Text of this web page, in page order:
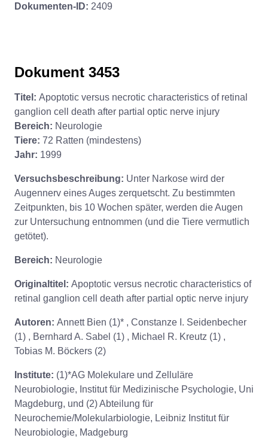
Dokumenten-ID: 2409
Dokument 3453
Titel: Apoptotic versus necrotic characteristics of retinal
ganglion cell death after partial optic nerve injury
Bereich: Neurologie
Tiere: 72 Ratten (mindestens)
Jahr: 1999
Versuchsbeschreibung: Unter Narkose wird der
Augennerv eines Auges zerquetscht. Zu bestimmten
Zeitpunkten, bis 10 Wochen später, werden die Augen
zur Untersuchung entnommen (und die Tiere vermutlich
getötet).
Bereich: Neurologie
Originaltitel: Apoptotic versus necrotic characteristics of
retinal ganglion cell death after partial optic nerve injury
Autoren: Annett Bien (1)* , Constanze I. Seidenbecher
(1) , Bernhard A. Sabel (1) , Michael R. Kreutz (1) ,
Tobias M. Böckers (2)
Institute: (1)*AG Molekulare und Zelluläre
Neurobiologie, Institut für Medizinische Psychologie, Uni
Magdeburg, und (2) Abteilung für
Neurochemie/Molekularbiologie, Leibniz Institut für
Neurobiologie, Madgeburg